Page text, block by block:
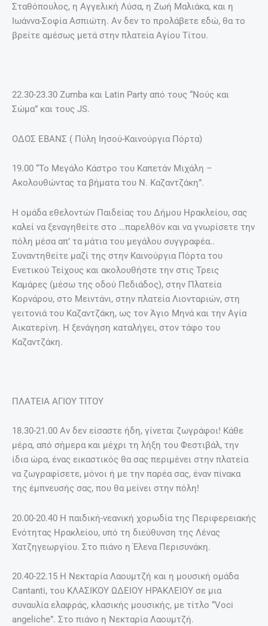
Σταθόπουλος, η Αγγελική Λύσα, η Ζωή Μαλιάκα, και η
Ιωάννα-Σοφία Ασπιώτη. Αν δεν το προλάβετε εδώ, θα το
βρείτε αμέσως μετά στην πλατεία Αγίου Τίτου.
22.30-23.30 Zumba και Latin Party από τους “Νούς και
Σώμα” και τους JS.
ΟΔΟΣ ΕΒΑΝΣ ( Πύλη Ιησού-Καινούργια Πόρτα)
19.00 “Το Μεγάλο Κάστρο του Καπετάν Μιχάλη –
Ακολουθώντας τα βήματα του Ν. Καζαντζάκη”.
H ομάδα εθελοντών Παιδείας του Δήμου Ηρακλείου, σας
καλεί να ξεναγηθείτε στο …παρελθόν και να γνωρίσετε την
πόλη μέσα απ’ τα μάτια του μεγάλου συγγραφέα..
Συναντηθείτε μαζί της στην Καινούργια Πόρτα του
Ενετικού Τείχους και ακολουθήστε την στις Τρεις
Καμάρες (μέσω της οδού Πεδιάδος), στην Πλατεία
Κορνάρου, στο Μειντάνι, στην πλατεία Λιονταριών, στη
γειτονιά του Καζαντζάκη, ως τον Άγιο Μηνά και την Αγία
Αικατερίνη. Η ξενάγηση καταλήγει, στον τάφο του
Καζαντζάκη.
ΠΛΑΤΕΙΑ ΑΓΙΟΥ ΤΙΤΟΥ
18.30-21.00 Αν δεν είσαστε ήδη, γίνεται ζωγράφοι! Κάθε
μέρα, από σήμερα και μέχρι τη λήξη του Φεστιβάλ, την
ίδια ώρα, ένας εικαστικός θα σας περιμένει στην πλατεία
να ζωγραφίσετε, μόνοι ή με την παρέα σας, έναν πίνακα
της έμπνευσής σας, που θα μείνει στην πόλη!
20.00-20.40 H παιδική-νεανική χορωδία της Περιφερειακής
Ενότητας Ηρακλείου, υπό τη διεύθυνση της Λένας
Χατζηγεωργίου. Στο πιάνο η Έλενα Περισυνάκη.
20.40-22.15 Η Νεκταρία Λαουμτζή και η μουσική ομάδα
Cantanti, του ΚΛΑΣΙΚΟΥ ΩΔΕΙΟΥ ΗΡΑΚΛΕΙΟΥ σε μια
συναυλία ελαφράς, κλασικής μουσικής, με τίτλο “Voci
angeliche”. Στο πιάνο η Νεκταρία Λαουμτζή.